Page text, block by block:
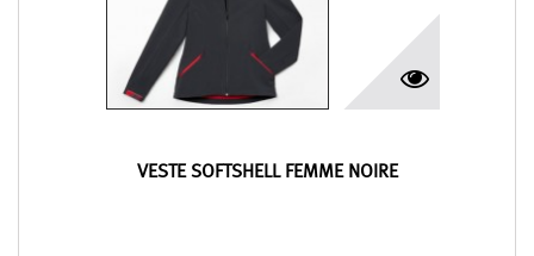
VESTE SOFTSHELL FEMME NOIRE